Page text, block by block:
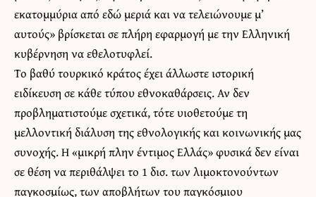
εκατομμύρια από εδώ μεριά και να τελειώνουμε μ’
αυτούς» βρίσκεται σε πλήρη εφαρμογή με την Ελληνική
κυβέρνηση να εθελοτυφλεί.
Το βαθύ τουρκικό κράτος έχει άλλωστε ιστορική
ειδίκευση σε κάθε τύπου εθνοκαθάρσεις. Αν δεν
προβληματιστούμε σχετικά, τότε υιοθετούμε τη
μελλοντική διάλυση της εθνολογικής και κοινωνικής μας
συνοχής. Η «μικρή πλην έντιμος Ελλάς» φυσικά δεν είναι
σε θέση να περιθάλψει το 1 δισ. των λιμοκτονούντων
παγκοσμίως, των αποβλήτων του παγκόσμιου